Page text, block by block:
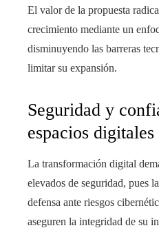
El valor de la propuesta
crecimiento mediante un
disminuyendo las barreras
limitar su expansión.
Seguridad y
espacios digitales
La transformación digital
elevados de seguridad, pues
defensa ante riesgos
aseguren la integridad de su